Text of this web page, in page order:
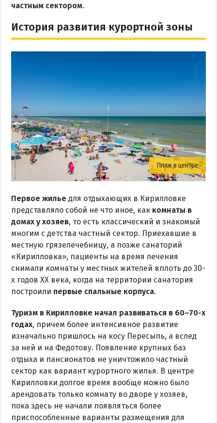
частным сектором.
История развития курортной зоны
Пляж в центре
Первое жилье для отдыхающих в Кирилловке
представляло собой не что иное, как комнаты в
домах у хозяев, то есть классический и знакомый
многим с детства частный сектор. Приехавшие в
местную грязелечебницу, а позже санаторий
«Кирилловка», пациенты на время лечения
снимали комнаты у местных жителей вплоть до 30-
х годов ХХ века, когда на территории санатория
построили первые спальные корпуса.
Туризм в Кирилловке начал развиваться в 60–70-х
годах, причем более интенсивное развитие
изначально пришлось на косу Пересыпь, а вслед
за ней и на Федотову. Появление крупных баз
отдыха и пансионатов не уничтожило частный
сектор как вариант курортного жилья. В центре
Кирилловки долгое время вообще можно было
арендовать только комнату во дворе у хозяев,
пока здесь не начали появляться более
приспособленные варианты размещения для